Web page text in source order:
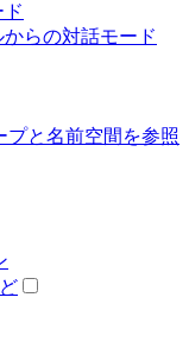
らの対話モード
プと名前空間を参照